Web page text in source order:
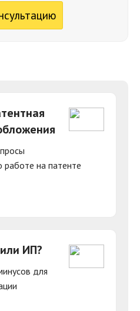
на патенте
ИП?
для